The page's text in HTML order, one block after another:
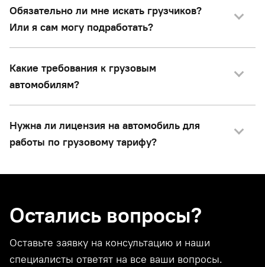
Обязательно ли мне искать грузчиков?
Или я сам могу подработать?
Какие требования к грузовым
автомобилям?
Нужна ли лицензия на автомобиль для
работы по грузовому тарифу?
Остались вопросы?
Оставьте заявку на консультацию и наши
специалисты ответят на все ваши вопросы.